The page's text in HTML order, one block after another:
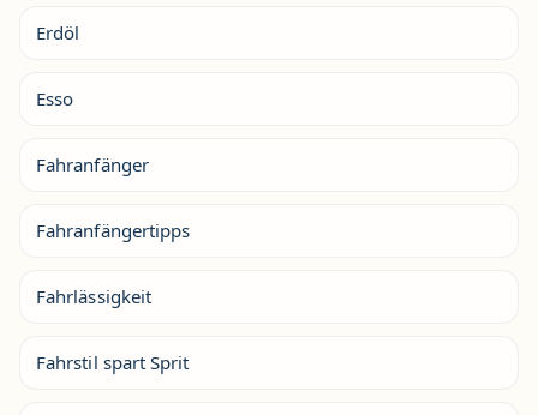
Erdöl
Esso
Fahranfänger
Fahranfängertipps
Fahrlässigkeit
Fahrstil spart Sprit